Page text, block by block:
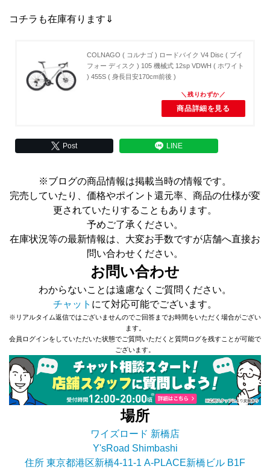
コチラも在庫有ります⇓
COLNAGO ( コルナゴ ) ロードバイク V4 Disc ( ブイ
フォー ディスク ) 105 機械式 12sp VDWH ( ホワイト
) 455S ( 身長目安170cm前後 )
商品詳細を見る
Post LINE
※ブログの商品情報は掲載当時の情報です。
完売していたり、価格やポイント還元率、商品の仕様が変
更されていたりすることもあります。
予めご了承ください。
在庫状況等の最新情報は、大変お手数ですが店舗へ直接お
問い合わせください。
お問い合わせ
わからないことは遠慮なくご質問ください。
チャット にて対応可能でございます。
※リアルタイム返信ではございませんのでご回答までお時間をいただく場合がござい
ます。
会員ログインをしていただいた状態でご質問いただくと質問ログを残すことが可能で
ございます。
場所
ワイズロード 新橋店
Y'sRoad Shimbashi
住所 東京都港区新橋4-11-1 A-PLACE新橋ビル B1F